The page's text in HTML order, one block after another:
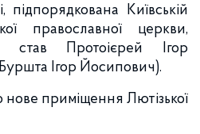
підпорядкована Київській
православної церкви,
став Протоієрей Ігор
Ігор Йосипович).
приміщення Лютізької